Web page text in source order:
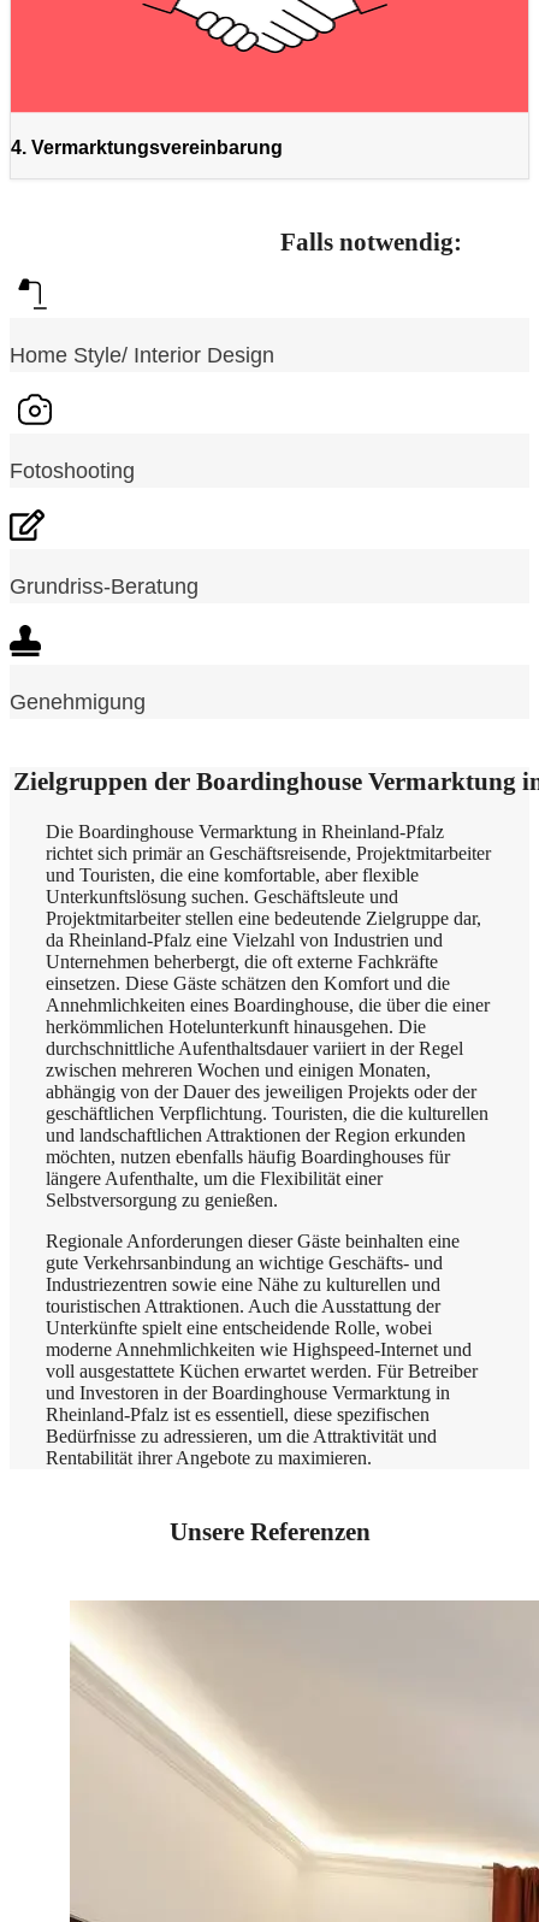
4. Vermarktungsvereinbarung
Falls notwendig:
Home Style/ Interior Design
Fotoshooting
Grundriss-Beratung
Genehmigung
Zielgruppen der Boardinghouse Vermarktung
Die Boardinghouse Vermarktung in Rheinland-Pfalz
richtet sich primär an Geschäftsreisende, Projektmitarbeiter
und Touristen, die eine komfortable, aber flexible
Unterkunftslösung suchen. Geschäftsleute und
Projektmitarbeiter stellen eine bedeutende Zielgruppe dar,
da Rheinland-Pfalz eine Vielzahl von Industrien und
Unternehmen beherbergt, die oft externe Fachkräfte
einsetzen. Diese Gäste schätzen den Komfort und die
Annehmlichkeiten eines Boardinghouse, die über die einer
herkömmlichen Hotelunterkunft hinausgehen. Die
durchschnittliche Aufenthaltsdauer variiert in der Regel
zwischen mehreren Wochen und einigen Monaten,
abhängig von der Dauer des jeweiligen Projekts oder der
geschäftlichen Verpflichtung. Touristen, die die kulturellen
und landschaftlichen Attraktionen der Region erkunden
möchten, nutzen ebenfalls häufig Boardinghouses für
längere Aufenthalte, um die Flexibilität einer
Selbstversorgung zu genießen.
Regionale Anforderungen dieser Gäste beinhalten eine
gute Verkehrsanbindung an wichtige Geschäfts- und
Industriezentren sowie eine Nähe zu kulturellen und
touristischen Attraktionen. Auch die Ausstattung der
Unterkünfte spielt eine entscheidende Rolle, wobei
moderne Annehmlichkeiten wie Highspeed-Internet und
voll ausgestattete Küchen erwartet werden. Für Betreiber
und Investoren in der Boardinghouse Vermarktung in
Rheinland-Pfalz ist es essentiell, diese spezifischen
Bedürfnisse zu adressieren, um die Attraktivität und
Rentabilität ihrer Angebote zu maximieren.
Unsere Referenzen